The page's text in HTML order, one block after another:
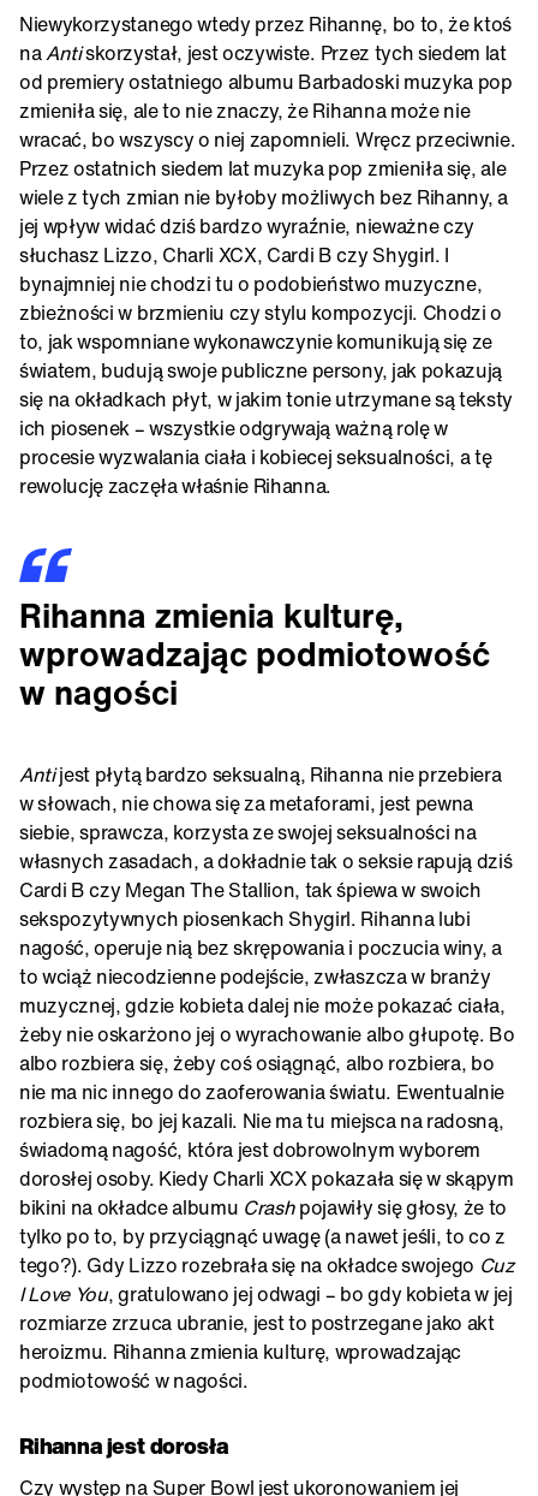
Niewykorzystanego wtedy przez Rihannę, bo to, że ktoś
naAntiskorzystał, jest oczywiste. Przez tych siedem lat
od premiery ostatniego albumu Barbadoski muzyka pop
zmieniła się, ale to nie znaczy, że Rihanna może nie
wracać, bo wszyscy o niej zapomnieli. Wręcz przeciwnie.
Przez ostatnich siedem lat muzyka pop zmieniła się, ale
wiele z tych zmian nie byłoby możliwych bez Rihanny, a
jej wpływ widać dziś bardzo wyraźnie, nieważne czy
słuchasz Lizzo, Charli XCX, Cardi B czy Shygirl. I
bynajmniej nie chodzi tu o podobieństwo muzyczne,
zbieżności w brzmieniu czy stylu kompozycji. Chodzi o
to, jak wspomniane wykonawczynie komunikują się ze
światem, budują swoje publiczne persony, jak pokazują
się na okładkach płyt, w jakim tonie utrzymane są teksty
ich piosenek – wszystkie odgrywają ważną rolę w
procesie wyzwalania ciała i kobiecej seksualności, a tę
rewolucję zaczęła właśnie Rihanna.
Rihanna zmienia kulturę,
wprowadzając podmiotowość
w nagości
Antijest płytą bardzo seksualną, Rihanna nie przebiera
w słowach, nie chowa się za metaforami, jest pewna
siebie, sprawcza, korzysta ze swojej seksualności na
własnych zasadach, a dokładnie tak o seksie rapują dziś
Cardi B czy Megan The Stallion, tak śpiewa w swoich
sekspozytywnych piosenkach Shygirl. Rihanna lubi
nagość, operuje nią bez skrępowania i poczucia winy, a
to wciąż niecodzienne podejście, zwłaszcza w branży
muzycznej, gdzie kobieta dalej nie może pokazać ciała,
żeby nie oskarżono jej o wyrachowanie albo głupotę. Bo
albo rozbiera się, żeby coś osiągnąć, albo rozbiera, bo
nie ma nic innego do zaoferowania światu. Ewentualnie
rozbiera się, bo jej kazali. Nie ma tu miejsca na radosną,
świadomą nagość, która jest dobrowolnym wyborem
dorosłej osoby. Kiedy Charli XCX pokazała się w skąpym
bikini na okładce albumu Crashpojawiły się głosy, że to
tylko po to, by przyciągnąć uwagę (a nawet jeśli, to co z
tego?). Gdy Lizzo rozebrała się na okładce swojego Cuz
I Love You, gratulowano jej odwagi – bo gdy kobieta w jej
rozmiarze zrzuca ubranie, jest to postrzegane jako akt
heroizmu. Rihanna zmienia kulturę, wprowadzając
podmiotowość w nagości.
Rihanna jest dorosła
Czy występ na Super Bowl jest ukoronowaniem jej